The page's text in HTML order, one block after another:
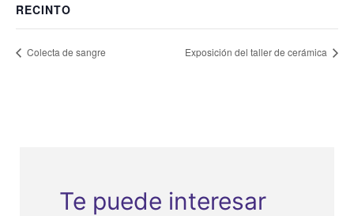
RECINTO
Colecta de sangre Exposición del taller de cerámica
Te puede interesar